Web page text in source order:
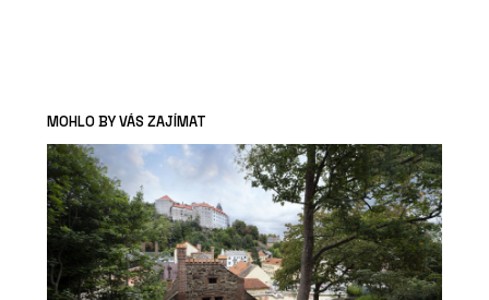
MOHLO BY VÁS ZAJÍMAT